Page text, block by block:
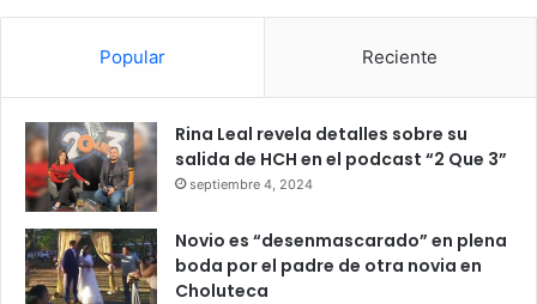
Popular Reciente
Rina Leal revela detalles sobre su
salida de HCH en el podcast “2 Que 3”
septiembre 4, 2024
Novio es “desenmascarado” en plena
boda por el padre de otra novia en
Choluteca